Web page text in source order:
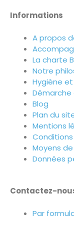
Informations
A propos
La charte
Notre
Hygiène
Blog
Plan du
Mentions
Moyens
Données
Contactez-
Par